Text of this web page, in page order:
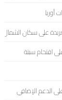
أوربا
على سكان
اقتحام سبتة
الدعم الإضافي